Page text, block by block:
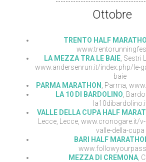
Ottobre
TRENTO HALF
LA MEZZA TRA LE BAIE , Sestri
www.andersenrun.it/index.php/le-
baie
PARMA MARATHON
, Parma,
LA 10 DI BARDOLINO ,
VALLE DELLA CUPA HALF
Lecce, Lecce, www.cronogare.it/
valle-della-cupa
BARI HALF
MEZZA DI CREMONA,